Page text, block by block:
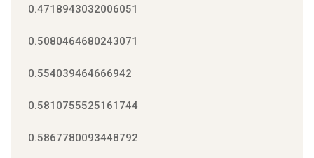
0.4718943032006051
0.5080464680243071
0.554039464666942
0.5810755525161744
0.5867780093448792